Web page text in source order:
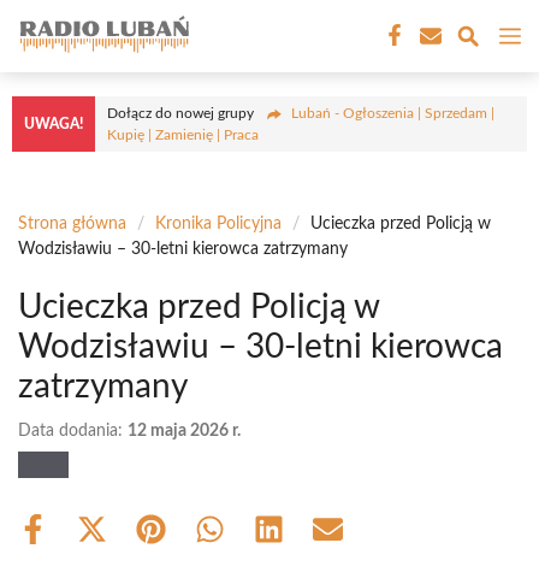
treści
UWAGA!
Dołącz do nowej grupy
Lubań - Ogłoszenia | Sprzedam |
Kupię | Zamienię | Praca
Strona główna / Kronika Policyjna /
Ucieczka przed Policją w
Wodzisławiu – 30-letni kierowca zatrzymany
Ucieczka przed Policją w
Wodzisławiu – 30-letni kierowca
zatrzymany
Data dodania: 12 maja 2026 r.
Share
Share Share Share Share Share